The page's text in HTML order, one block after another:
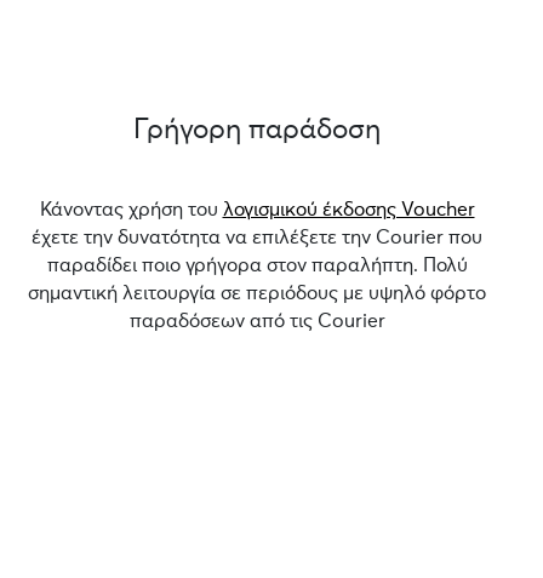
Γρήγορη παράδοση
Κάνοντας χρήση του λογισμικού έκδοσης Voucher
έχετε την δυνατότητα να επιλέξετε την Courier που
παραδίδει ποιο γρήγορα στον παραλήπτη. Πολύ
σημαντική λειτουργία σε περιόδους με υψηλό φόρτο
παραδόσεων από τις Courier